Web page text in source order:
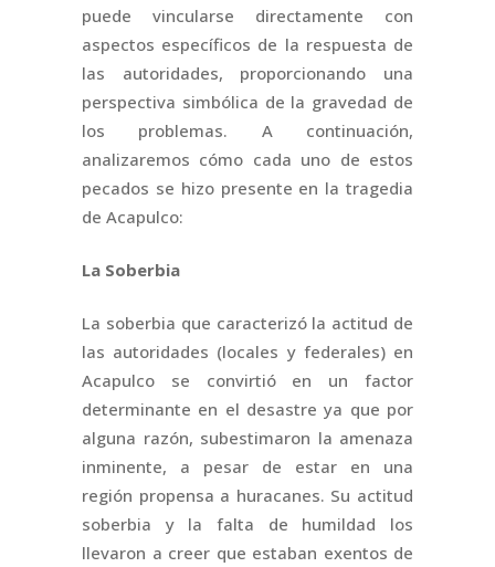
puede vincularse directamente con
aspectos específicos de la respuesta de
las autoridades, proporcionando una
perspectiva simbólica de la gravedad de
los problemas. A continuación,
analizaremos cómo cada uno de estos
pecados se hizo presente en la tragedia
de Acapulco:
La Soberbia
La soberbia que caracterizó la actitud de
las autoridades (locales y federales) en
Acapulco se convirtió en un factor
determinante en el desastre ya que por
alguna razón, subestimaron la amenaza
inminente, a pesar de estar en una
región propensa a huracanes. Su actitud
soberbia y la falta de humildad los
llevaron a creer que estaban exentos de